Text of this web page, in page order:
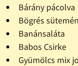
Bárány pácolva
Bögrés
Banánsaláta
Babos Csirke
Gyümölcs mix